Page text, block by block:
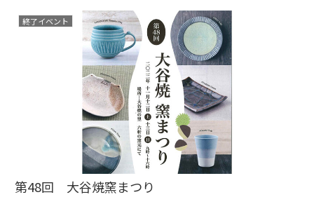
第48回 大谷焼窯まつり
終了イベント